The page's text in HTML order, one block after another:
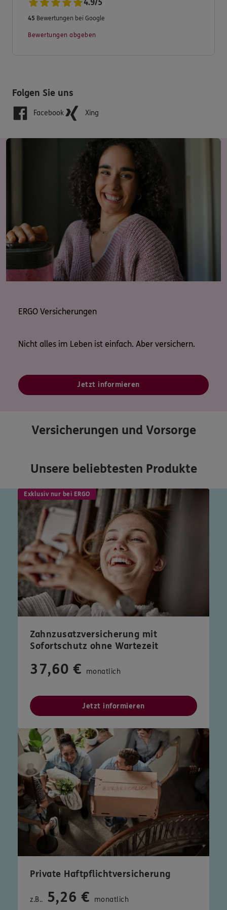
Immobilienmakler (GewO)
4.9/5
45 Bewertungen bei Google
Bewertungen abgeben
Folgen Sie uns
Facebook Xing
ERGO Versicherungen
Nicht alles im Leben ist einfach. Aber versichern.
Jetzt informieren
Versicherungen und Vorsorge
Unsere beliebtesten Produkte
Exklusiv nur bei ERGO
Zahnzusatzversicherung mit
Sofortschutz ohne Wartezeit
37,60 € monatlich
Jetzt informieren
Private Haftpflichtversicherung
z.B.. 5,26 € monatlich